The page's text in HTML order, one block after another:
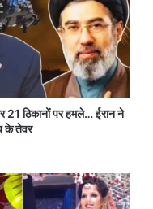
21 ठिकानों पर हमले… ईरान ने
के तेवर